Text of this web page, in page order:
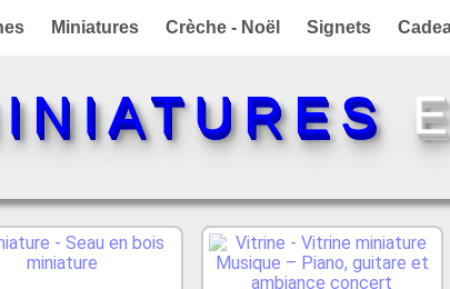
Miniatures Crèche - Noël Signets